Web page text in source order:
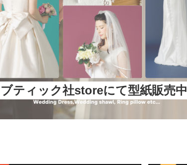
ブティック社storeにて型紙販売中